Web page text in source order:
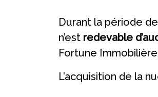
Durant la période
n’est redevable
Fortune
L’acquisition de la